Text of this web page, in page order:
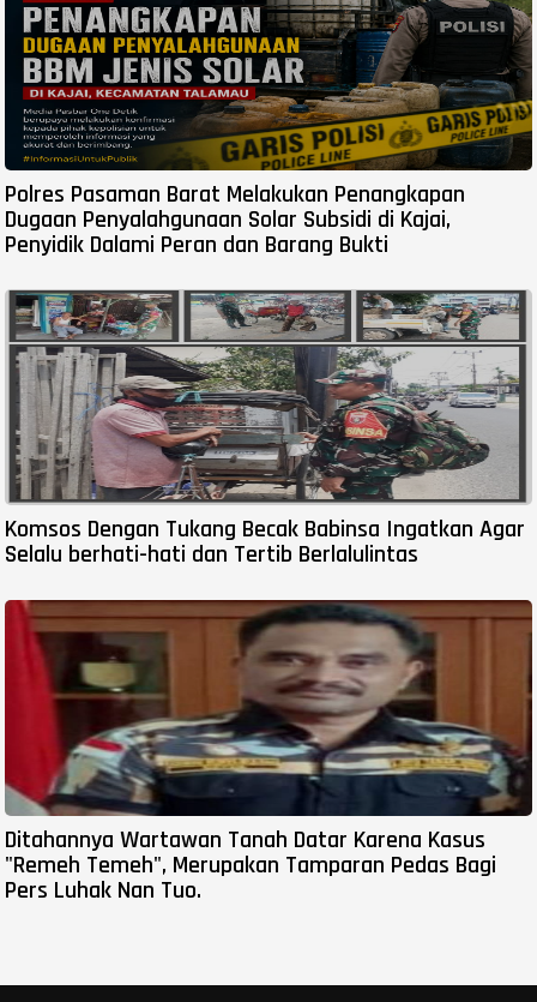
Polres Pasaman Barat Melakukan Penangkapan
Dugaan Penyalahgunaan Solar Subsidi di Kajai,
Penyidik Dalami Peran dan Barang Bukti
Komsos Dengan Tukang Becak Babinsa Ingatkan Agar
Selalu berhati-hati dan Tertib Berlalulintas
Ditahannya Wartawan Tanah Datar Karena Kasus
"Remeh Temeh", Merupakan Tamparan Pedas Bagi
Pers Luhak Nan Tuo.